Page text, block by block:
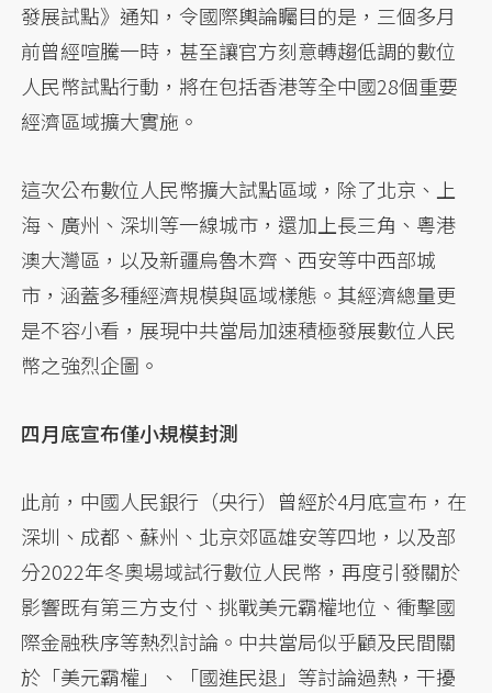
發展試點》通知，令國際輿論矚目的是，三個多月
前曾經喧騰一時，甚至讓官方刻意轉趨低調的數位
人民幣試點行動，將在包括香港等全中國28個重要
經濟區域擴大實施。
這次公布數位人民幣擴大試點區域，除了北京、上
海、廣州、深圳等一線城市，還加上長三角、粵港
澳大灣區，以及新疆烏魯木齊、西安等中西部城
市，涵蓋多種經濟規模與區域樣態。其經濟總量更
是不容小看，展現中共當局加速積極發展數位人民
幣之強烈企圖。
四月底宣布僅小規模封測
此前，中國人民銀行（央行）曾經於4月底宣布，在
深圳、成都、蘇州、北京郊區雄安等四地，以及部
分2022年冬奧場域試行數位人民幣，再度引發關於
影響既有第三方支付、挑戰美元霸權地位、衝擊國
際金融秩序等熱烈討論。中共當局似乎顧及民間關
於「美元霸權」、「國進民退」等討論過熱，干擾